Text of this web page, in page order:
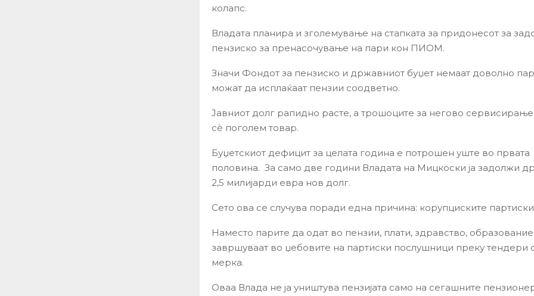
колапс.
Владата планира и зголемување на стапката за придонесот за
пензиско за пренасочување на пари кон ПИОМ.
Значи Фондот за пензиско и државниот буџет немаат доволно
можат да исплаќаат пензии соодветно.
Јавниот долг рапидно расте, а трошоците за негово сервисирање
сè поголем товар.
Буџетскиот дефицит за целата година е потрошен уште во првата
половина. За само две години Владата на Мицкоски ја задолжи
2,5 милијарди евра нов долг.
Сето ова се случува поради една причина: корупциските
Наместо парите да одат во пензии, плати, здравство,
завршуваат во џебовите на партиски послушници преку тендери
мерка.
Оваа Влада не ја уништува пензијата само на сегашните